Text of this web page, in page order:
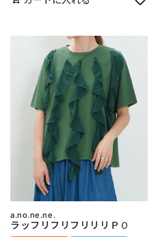
a.no.ne.ne.
ラッフリフリフリリリＰＯ